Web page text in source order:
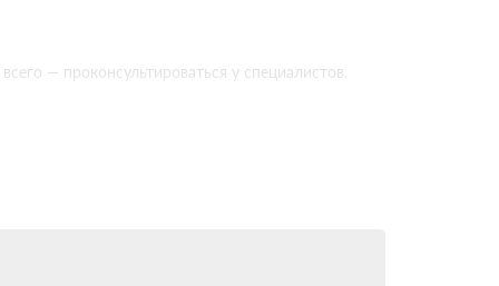
— проконсультироваться у специалистов.